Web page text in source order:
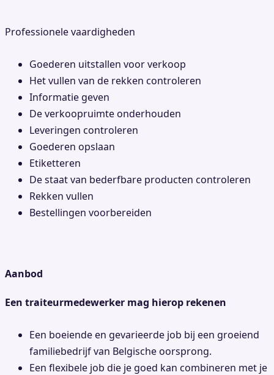
Professionele vaardigheden
Goederen uitstallen voor verkoop
Het vullen van de rekken controleren
Informatie geven
De verkoopruimte onderhouden
Leveringen controleren
Goederen opslaan
Etiketteren
De staat van bederfbare producten controleren
Rekken vullen
Bestellingen voorbereiden
Aanbod
Een traiteurmedewerker mag hierop rekenen
Een boeiende en gevarieerde job bij een groeiend
familiebedrijf van Belgische oorsprong.
Een flexibele job die je goed kan combineren met je